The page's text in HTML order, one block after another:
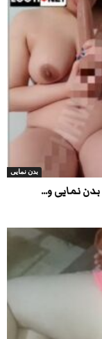
بدن نمایی
نمایی و...